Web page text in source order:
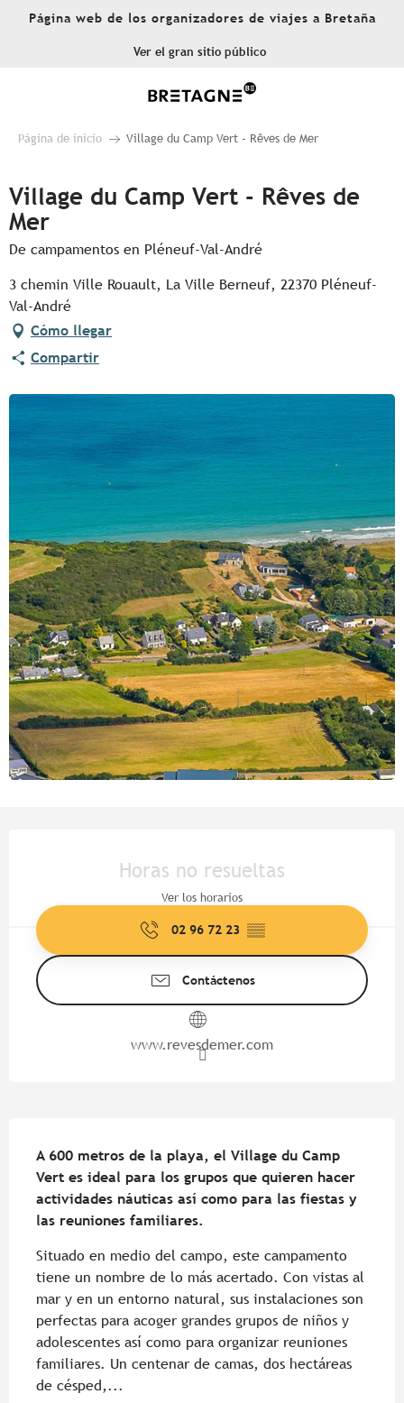
AllerPágina web de los organizadores de viajes a Bretaña
Ver el gran sitio público
Página de inicio Village du Camp Vert - Rêves de Mer
Village du Camp Vert - Rêves de
Mer
De campamentos en Pléneuf-Val-André
3 chemin Ville Rouault, La Ville Berneuf, 22370 Pléneuf-
Val-André
Cómo llegar
Compartir
Horas no resueltas
Ver los horarios
02 96 72 23 ▒▒
Contáctenos
www.revesdemer.com
A 600 metros de la playa, el Village du Camp
Vert es ideal para los grupos que quieren hacer
actividades náuticas así como para las fiestas y
las reuniones familiares.
Situado en medio del campo, este campamento
tiene un nombre de lo más acertado. Con vistas al
mar y en un entorno natural, sus instalaciones son
perfectas para acoger grandes grupos de niños y
adolescentes así como para organizar reuniones
familiares. Un centenar de camas, dos hectáreas
de césped,...